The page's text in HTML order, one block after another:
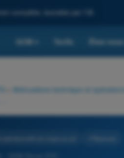
complète, boostée par l'IA
QCM Tarifs Êtes-
Atténuations technique et